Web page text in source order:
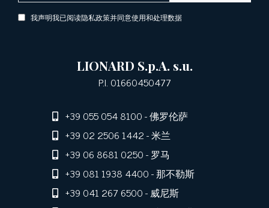
我声明我已阅读隐私政策并同意使用和处理数据
LIONARD S.p.A. s.u.
P.I. 01660450477
+39 055 054 8100- 佛罗伦萨
+39 02 2506 1442- 米兰
+39 06 8681 0250- 罗马
+39 081 1938 4400- 那不勒斯
+39 041 267 6500- 威尼斯